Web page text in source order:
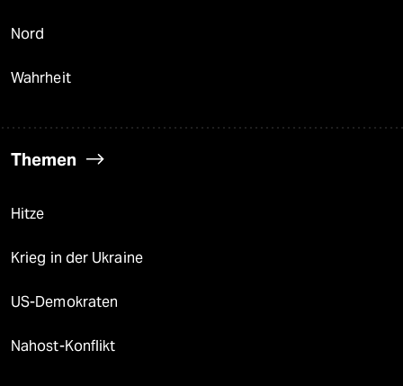
Nord
Wahrheit
Themen
Hitze
Krieg in der Ukraine
US-Demokraten
Nahost-Konflikt